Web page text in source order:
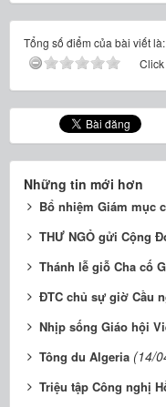
Tổng số điểm của bài viết
Những tin mới hơn
Bổ nhiệm Giám mục
THƯ NGỎ gửi Cộng
Thánh lễ giỗ Cha cố
ĐTC chủ sự giờ Cầu
Nhịp sống Giáo hội
Tông du Algeria (14/
Triệu tập Công nghị